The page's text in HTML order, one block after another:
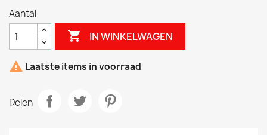
Aantal
 IN WINKELWAGEN
 Laatste items in voorraad
Delen